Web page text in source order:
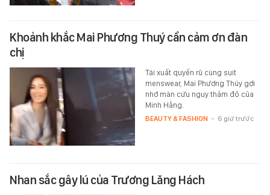
Khoảnh khắc Mai Phương Thuý cần cảm ơn đàn
chị
Tái xuất quyến rũ cùng suit
menswear, Mai Phương Thúy gợi
nhớ màn cứu nguy thảm đỏ của
Minh Hằng.
BEAUTY & FASHION - 6 giờ trước
Nhan sắc gây lú của Trương Lăng Hách